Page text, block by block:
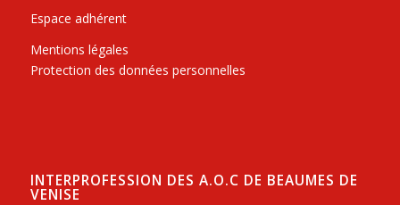
Espace adhérent
Mentions légales
Protection des données personnelles
INTERPROFESSION DES A.O.C DE BEAUMES DE
VENISE